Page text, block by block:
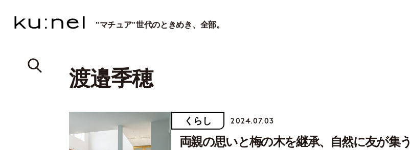
"マチュア"世代のときめき、全部。
渡邉季穂
くらし 2024.07.03
両親の思いと梅の木を継承、自然に友が集う